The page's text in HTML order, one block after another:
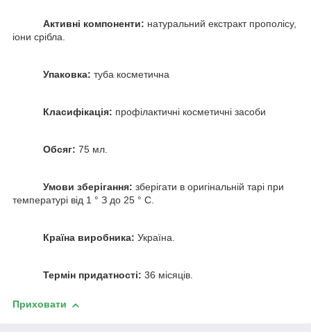
Активні компоненти: натуральний екстракт прополісу,
іони срібла.
Упаковка: туба косметична
Класифікація: профілактичні косметичні засоби
Обсяг: 75 мл.
Умови зберігання: зберігати в оригінальній тарі при
температурі від 1 ° З до 25 ° С.
Країна виробника: Україна.
Термін придатності: 36 місяців.
Приховати